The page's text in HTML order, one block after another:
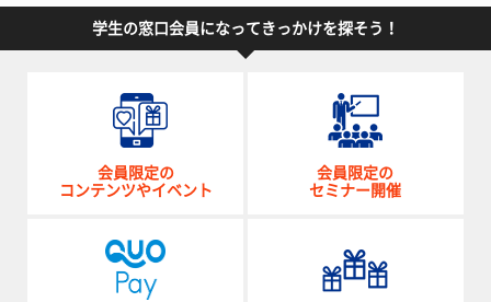
学生の窓口会員になってきっかけを探そう！
会員限定の
コンテンツやイベント
会員限定の
セミナー開催